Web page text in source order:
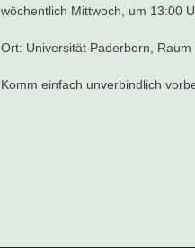
wöchentlich Mittwoch, um 13:00
Ort: Universität Paderborn, Raum
Komm einfach unverbindlich